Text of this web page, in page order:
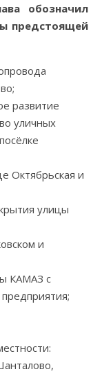
обозначил
предстоящей
развитие
уличных
Октябрьская и
улицы
и
КАМАЗ с